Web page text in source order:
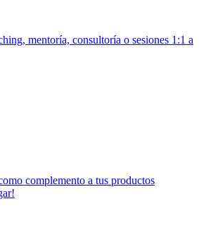
mentoría, consultoría o sesiones 1:1 a
complemento a tus productos